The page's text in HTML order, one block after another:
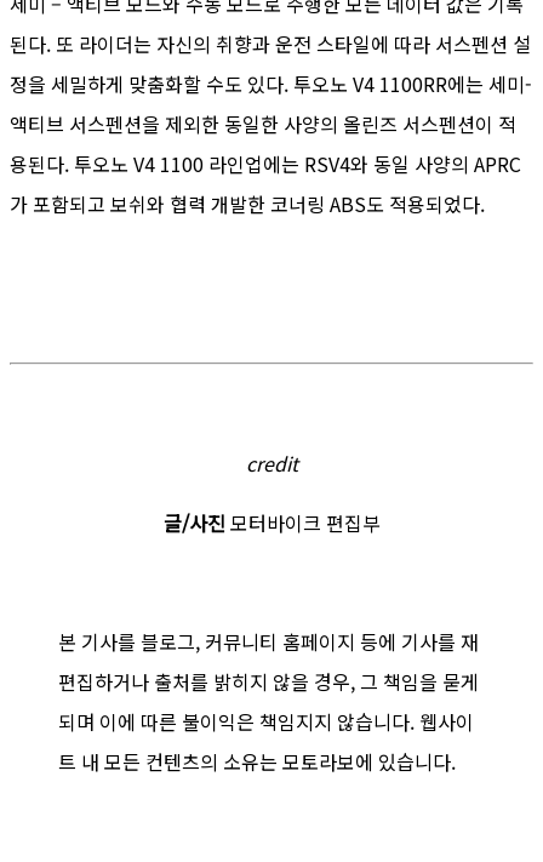
된다. 또 라이더는 자신의 취향과 운전 스타일에 따라 서스펜션 설
정을 세밀하게 맞춤화할 수도 있다. 투오노 V4 1100RR에는 세미-
액티브 서스펜션을 제외한 동일한 사양의 올린즈 서스펜션이 적
용된다. 투오노 V4 1100 라인업에는 RSV4와 동일 사양의 APRC
가 포함되고 보쉬와 협력 개발한 코너링 ABS도 적용되었다.
credit
글/사진 모터바이크 편집부
본 기사를 블로그, 커뮤니티 홈페이지 등에 기사를 재
편집하거나 출처를 밝히지 않을 경우, 그 책임을 묻게
되며 이에 따른 불이익은 책임지지 않습니다. 웹사이
트 내 모든 컨텐츠의 소유는 모토라보에 있습니다.